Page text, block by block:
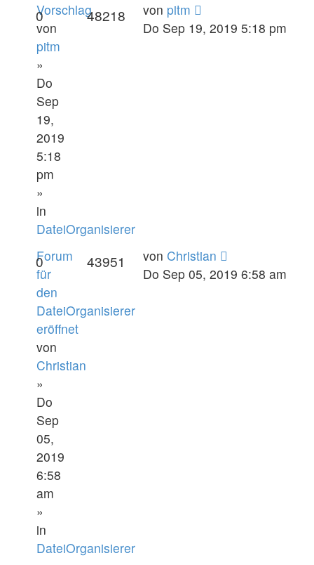
Vorschlag
von
pitm
»
Do
Sep
19,
2019
5:18
pm
»
in
DateiOrganisierer
0 48218 von pitm
Do Sep 19, 2019 5:18 pm
Forum
für
den
DateiOrganisierer
eröffnet
von
Christian
»
Do
Sep
05,
2019
6:58
am
»
in
DateiOrganisierer
0 43951 von Christian
Do Sep 05, 2019 6:58 am